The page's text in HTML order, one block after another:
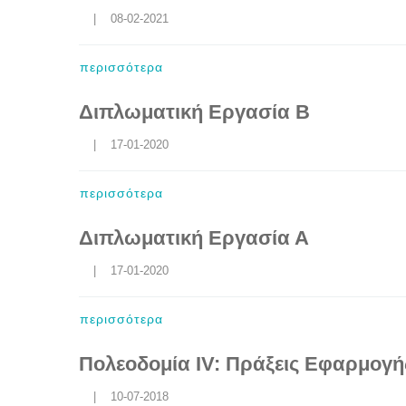
    |    08-02-2021
περισσότερα
Διπλωματική Εργασία Β
    |    17-01-2020
περισσότερα
Διπλωματική Εργασία Α
    |    17-01-2020
περισσότερα
Πολεοδομία IV: Πράξεις
    |    10-07-2018